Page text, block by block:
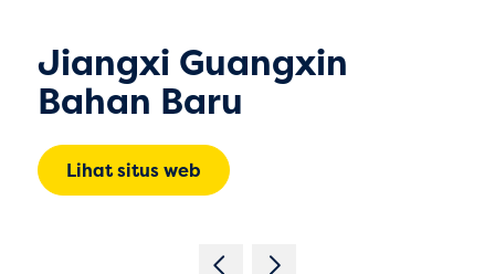
Jiangxi Guangxin
Bahan Baru
Lihat situs web